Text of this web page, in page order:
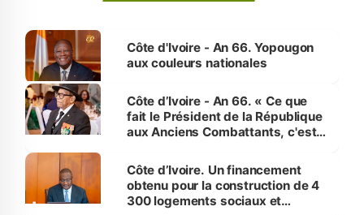
Côte d'Ivoire - An 66. Yopougon
aux couleurs nationales
Côte d’Ivoire - An 66. « Ce que
fait le Président de la République
aux Anciens Combattants, c'est
Côte d’Ivoire. Un financement
obtenu pour la construction de 4
300 logements sociaux et